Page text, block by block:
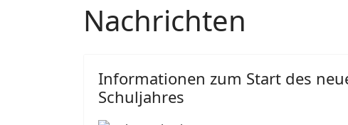
Nachrichten
Informationen zum Start des
Schuljahres